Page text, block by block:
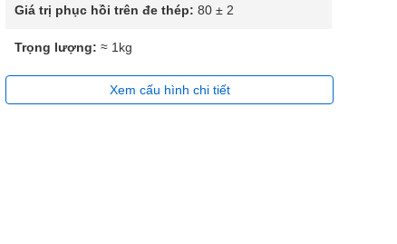
Giá trị phục hồi trên đe thép: 80 ± 2
Trọng lượng: ≈ 1kg
Xem cấu hình chi tiết